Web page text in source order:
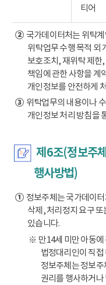
티어
②국가데이터처는 위탁계
위탁업무 수행 목적 외
보호조치, 재위탁 제한
책임에 관한 사항을 계
개인정보를 안전하게
③위탁업무의 내용이나
개인정보 처리 방침을
제6조(정보주
행사방법)
①정보주체는 국가데이터
삭제, 처리정지 요구
있습니다.
※ 만14세 미만 아동에
법정대리인이 직
정보주체는 정보
권리를 행사하거